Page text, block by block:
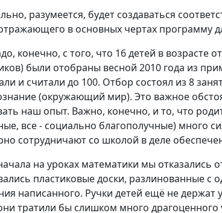
разумеется, будет создаваться
в основных чертах программу
конечно, с того, что 16 детей в возрасте
были отобраны весной 2010 года из
и считали до 100. Отбор состоял из 8
(окружающий мир). Это важное
наш опыт. Важно, конечно, и то, что
все - социально благополучные) много
сотрудничают со школой в деле
на уроках математики мы отказались
пластиковые доски, разлинованные с
написанного. Ручки детей ещё не
тратили бы слишком много